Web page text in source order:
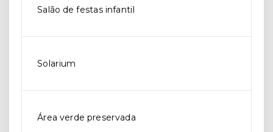
Salão de festas infantil
Solarium
Área verde preservada